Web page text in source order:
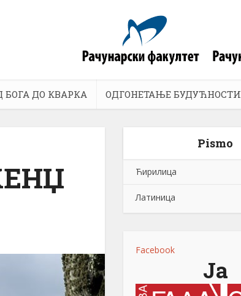
БОГА ДО КВАРКА ОДГОНЕТАЊЕ БУДУЋНОСТИ
Pismo
Ћирилица
Латиница
Facebook
Ја